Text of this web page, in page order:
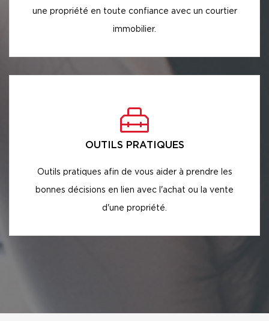
une propriété en toute confiance avec un courtier
immobilier.
OUTILS PRATIQUES
Outils pratiques afin de vous aider à prendre les
bonnes décisions en lien avec l'achat ou la vente
d'une propriété.